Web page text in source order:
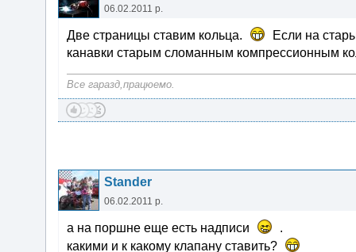
06.02.2011 р.
Две страницы ставим кольца.
Если на
канавки старым сломанным компрессионным
Все гаразд,працюемо.
Stander
06.02.2011 р.
а на поршне еще есть надписи
.
какими и к какому клапану ставить?